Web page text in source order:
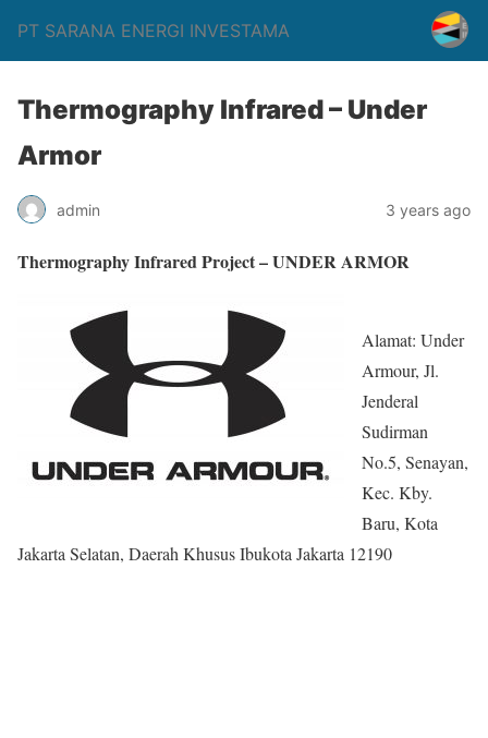
PT SARANA ENERGI INVESTAMA
Thermography Infrared – Under
Armor
admin 3 years ago
Thermography Infrared Project – UNDER ARMOR
Alamat: Under
Armour, Jl.
Jenderal
Sudirman
No.5, Senayan,
Kec. Kby.
Baru, Kota
Jakarta Selatan, Daerah Khusus Ibukota Jakarta 12190